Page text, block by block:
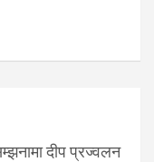
दीप प्रज्वलन